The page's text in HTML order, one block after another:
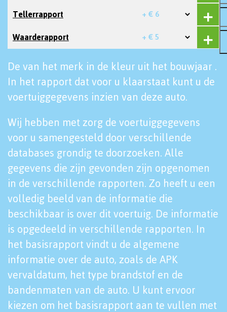
Tellerrapport + € 6
Waarderapport + € 5
De van het merk in de kleur uit het bouwjaar .
In het rapport dat voor u klaarstaat kunt u de
voertuiggegevens inzien van deze auto.
Wij hebben met zorg de voertuiggegevens
voor u samengesteld door verschillende
databases grondig te doorzoeken. Alle
gegevens die zijn gevonden zijn opgenomen
in de verschillende rapporten. Zo heeft u een
volledig beeld van de informatie die
beschikbaar is over dit voertuig. De informatie
is opgedeeld in verschillende rapporten. In
het basisrapport vindt u de algemene
informatie over de auto, zoals de APK
vervaldatum, het type brandstof en de
bandenmaten van de auto. U kunt ervoor
kiezen om het basisrapport aan te vullen met